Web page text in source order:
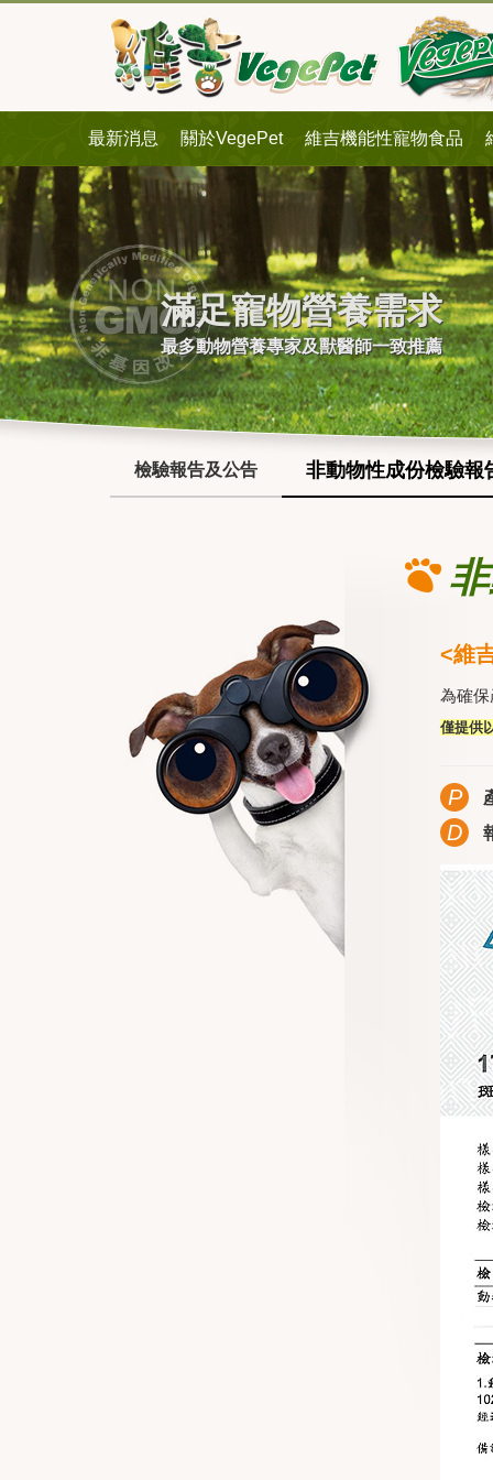
最新消息 關於VegePet 維吉機能性寵物食品
滿足寵物營養需求
最多動物營養專家及獸醫師一致推薦
檢驗報告及公告 非動物性成份檢驗報
<維
為確
僅提供
P
D